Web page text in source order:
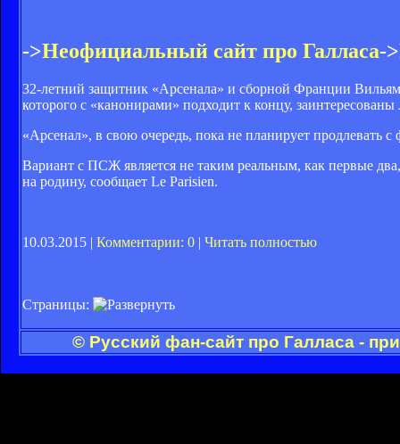
->Неофициальный сайт про Галласа->
32-летний защитник «Арсенала» и сборной Франции Вильям
которого с «канонирами» подходит к концу,
«Арсенал», в свою очередь, пока не планирует продлевать с
Вариант с ПСЖ является не таким реальным, как первые
на родину, сообщает Le Parisien.
10.03.2015 | Комментарии: 0 | Читать полностью
Страницы:
© Русский фан-сайт про Галласа -